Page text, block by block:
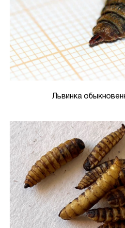
Львинка